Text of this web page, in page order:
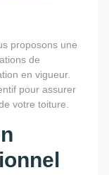
proposons une
de
en vigueur.
pour assurer
votre toiture.